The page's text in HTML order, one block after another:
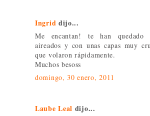
Ingrid dijo...
Me encantan! te han quedado
aireados y con unas capas muy
que volaron rápidamente.
Muchos besoss
domingo, 30 enero, 2011
Laube Leal dijo...